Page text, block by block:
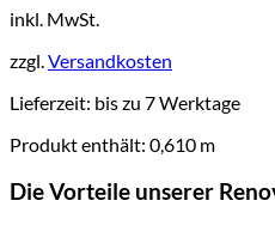
inkl. MwSt.
zzgl.Versandkosten
Lieferzeit: bis zu 7 Werktage
Produkt enthält: 0,610 m
Die Vorteile unserer